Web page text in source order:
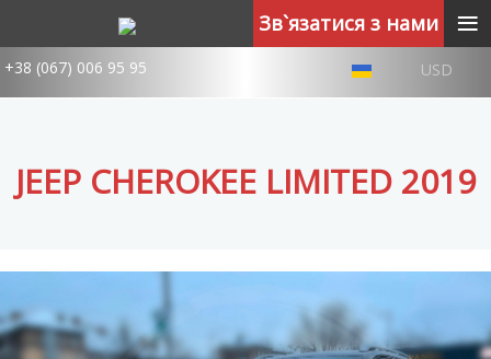
+38 (067) 006 95 95 USD
JEEP CHEROKEE LIMITED 2019
Зв`язатися з нами ≡